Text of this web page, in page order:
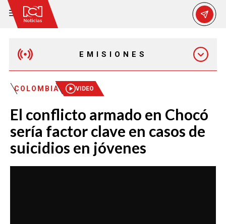
EMISIONES
EMISIÓN 12:30 PM
EMISIÓN 7:00 PM
COLOMBIA VIDEO
El conflicto armado en Chocó
sería factor clave en casos de
suicidios en jóvenes